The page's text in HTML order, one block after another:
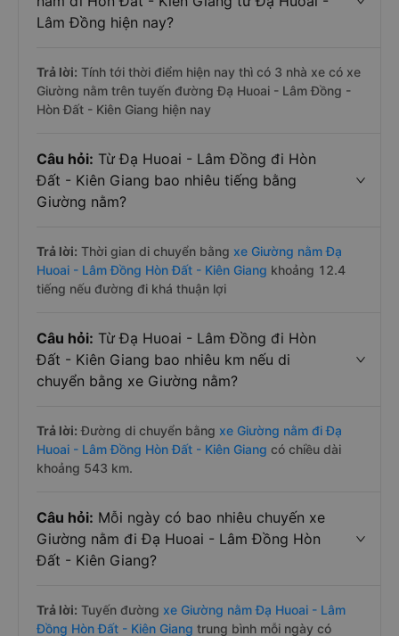
Lâm Đồng hiện nay?
Trả lời: Tính tới thời điểm hiện nay thì có 3 nhà xe có xe
Giường nằm trên tuyến đường Đạ Huoai - Lâm Đồng -
Hòn Đất - Kiên Giang hiện nay
Câu hỏi: Từ Đạ Huoai - Lâm Đồng đi Hòn
Đất - Kiên Giang bao nhiêu tiếng bằng
Giường nằm?
Trả lời: Thời gian di chuyển bằng xe Giường nằm Đạ
Huoai - Lâm Đồng Hòn Đất - Kiên Giang khoảng 12.4
tiếng nếu đường đi khá thuận lợi
Câu hỏi: Từ Đạ Huoai - Lâm Đồng đi Hòn
Đất - Kiên Giang bao nhiêu km nếu di
chuyển bằng xe Giường nằm?
Trả lời: Đường di chuyển bằng xe Giường nằm đi Đạ
Huoai - Lâm Đồng Hòn Đất - Kiên Giang có chiều dài
khoảng 543 km.
Câu hỏi: Mỗi ngày có bao nhiêu chuyến xe
Giường nằm đi Đạ Huoai - Lâm Đồng Hòn
Đất - Kiên Giang?
Trả lời: Tuyến đường xe Giường nằm Đạ Huoai - Lâm
Đồng Hòn Đất - Kiên Giang trung bình mỗi ngày có